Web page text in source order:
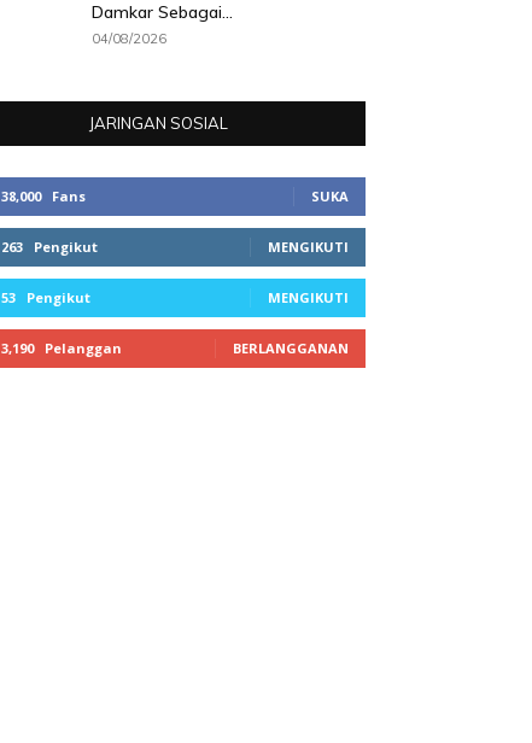
Damkar Sebagai...
04/08/2026
JARINGAN SOSIAL
38,000 Fans SUKA
263 Pengikut MENGIKUTI
53 Pengikut MENGIKUTI
3,190 Pelanggan BERLANGGANAN